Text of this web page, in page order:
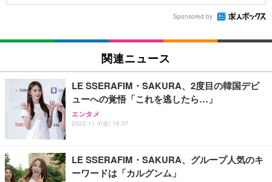
Sponsored by
関連ニュース
LE SSERAFIM・SAKURA、2度目の韓国デビ
ューへの覚悟「これを逃したら…」
エンタメ
2022.11.4(金) 16:37
LE SSERAFIM・SAKURA、グループ人気のキ
ーワードは「カルグンム」